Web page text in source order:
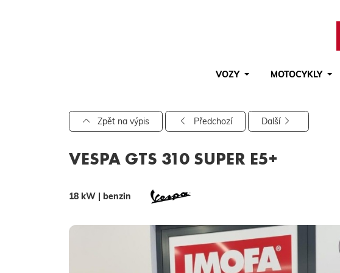
VOZY MOTOCYKLY
Pro vyhledávání zadejte alespoň 3 znaky.
Zpět na výpis Předchozí Další
VESPA GTS 310 SUPER E5+
18 kW | benzin